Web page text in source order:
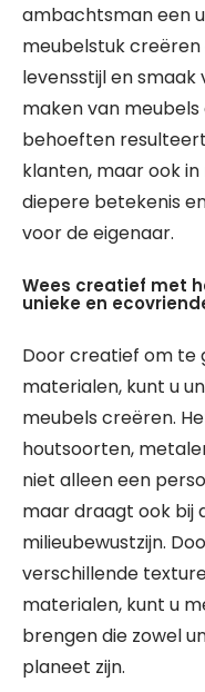
ambachtsman een
meubelstuk
levensstijl en
maken van meubels
behoeften
klanten, maar ook
diepere betekenis
voor de eigenaar.
Wees creatief met
unieke en
Door creatief om te
materialen, kunt u
meubels creëren.
houtsoorten,
niet alleen een
maar draagt ook bij
milieubewustzijn.
verschillende
materialen, kunt u
brengen die zowel
planeet zijn.